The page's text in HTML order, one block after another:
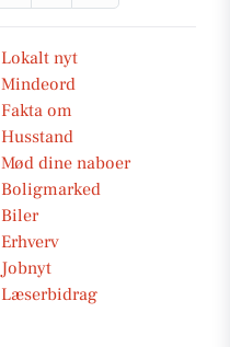
Lokalt nyt
Mindeord
Fakta om
Husstand
Mød dine naboer
Boligmarked
Biler
Erhverv
Jobnyt
Læserbidrag